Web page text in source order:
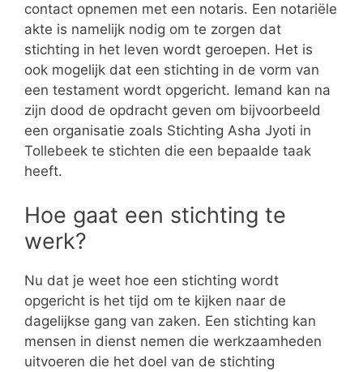
contact opnemen met een notaris. Een notariële
akte is namelijk nodig om te zorgen dat
stichting in het leven wordt geroepen. Het is
ook mogelijk dat een stichting in de vorm van
een testament wordt opgericht. Iemand kan na
zijn dood de opdracht geven om bijvoorbeeld
een organisatie zoals Stichting Asha Jyoti in
Tollebeek te stichten die een bepaalde taak
heeft.
Hoe gaat een stichting te
werk?
Nu dat je weet hoe een stichting wordt
opgericht is het tijd om te kijken naar de
dagelijkse gang van zaken. Een stichting kan
mensen in dienst nemen die werkzaamheden
uitvoeren die het doel van de stichting